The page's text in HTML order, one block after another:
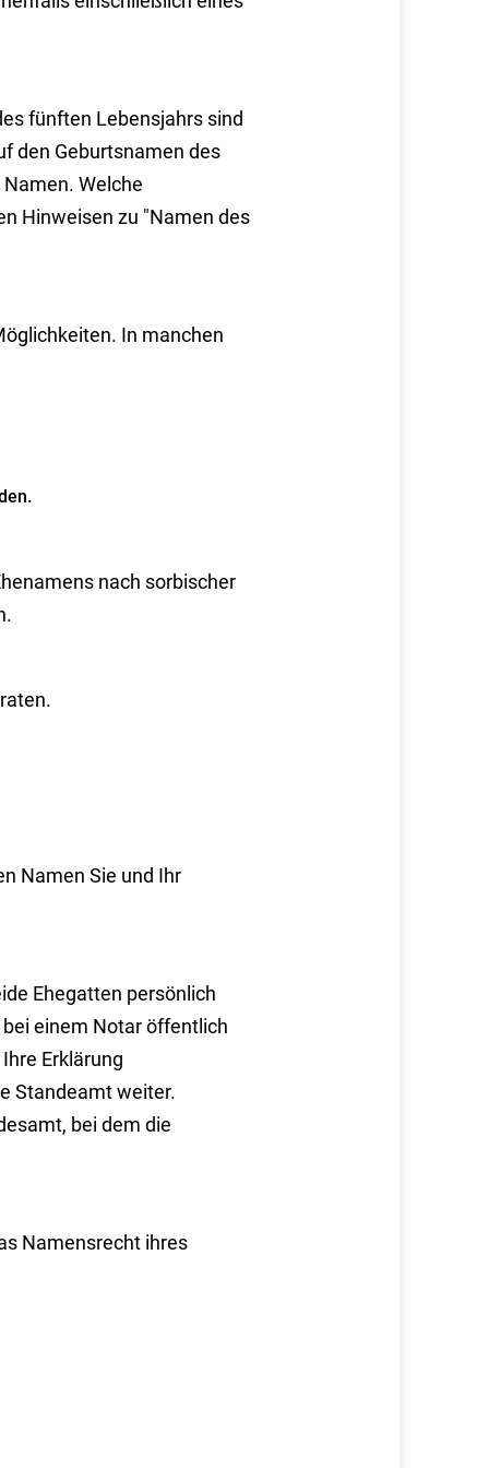
fünften Lebensjahrs sind
den Geburtsnamen des
Welche
Hinweisen zu "Namen des
In manchen
nach sorbischer
Namen Sie und Ihr
Ehegatten persönlich
einem Notar öffentlich
Erklärung
Standeamt weiter.
bei dem die
Namensrecht ihres